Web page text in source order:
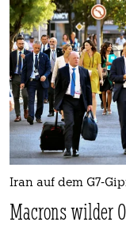
Iran auf dem G7-
Macrons wilder